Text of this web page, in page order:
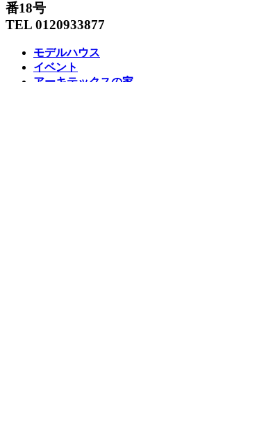
番18号
TEL 0120933877
モデルハウス
イベント
アーキテックスの家